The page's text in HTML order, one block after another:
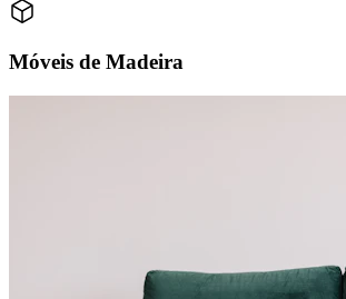
Móveis de Madeira